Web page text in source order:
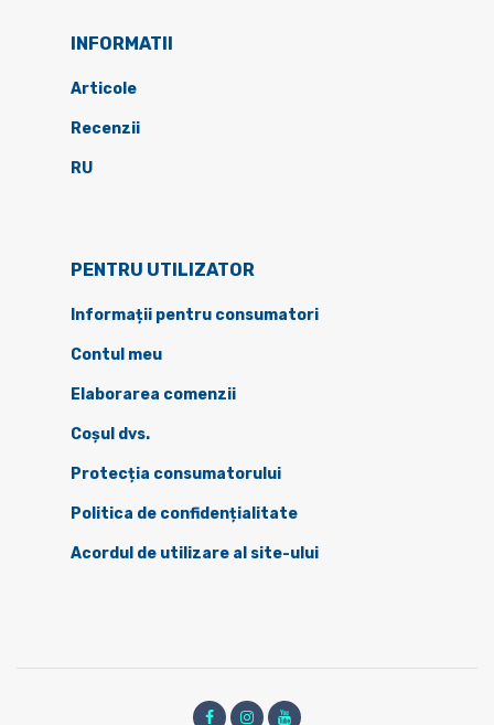
INFORMATII
Articole
Recenzii
RU
PENTRU UTILIZATOR
Informații pentru consumatori
Contul meu
Elaborarea comenzii
Coșul dvs.
Protecția consumatorului
Politica de confidențialitate
Acordul de utilizare al site-ului